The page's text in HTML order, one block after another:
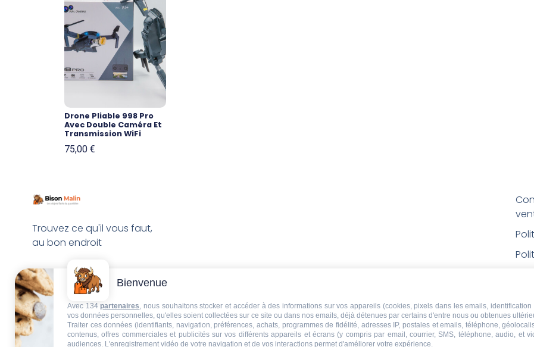
Drone Pliable 998 Pro
Avec Double Caméra Et
Transmission WiFi
75,00 €
Trouvez ce qu'il vous faut,
au bon endroit
Bienvenue
Avec 134 partenaires, nous souhaitons stocker et accéder à des informations sur vos appareils (cookies, pixels dans les emails,
vos données personnelles, qu'elles soient collectées sur ce site ou dans nos emails, déjà détenues par certains d'entre nous ou obtenues
Traiter ces données (identifiants, navigation, préférences, achats, programmes de fidélité, adresses IP, postales et emails, téléphone,
contenus, offres commerciales et publicités sur vos différents appareils et écrans (y compris par email, courrier, SMS, téléphone, audio, et
audiences. L'enregistrement vidéo de votre navigation et de vos interactions permet d'améliorer votre expérience.